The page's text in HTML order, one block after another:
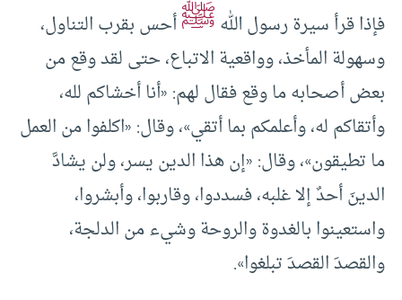
فإذا قرأ سيرة رسول اللهﷺأحس بقرب التناول،
وسهولة المأخذ، وواقعية الاتباع، حتى لقد وقع من
بعض أصحابه ما وقع فقال لهم: «أنا أخشاكم لله،
وأتقاكم له، وأعلمكم بما أتقي»، وقال: «اكلفوا من العمل
ما تطيقون»، وقال: «إن هذا الدين يسر، ولن يشادَّ
الدينَ أحدٌ إلا غلبه، فسددوا، وقاربوا، وأبشروا،
واستعينوا بالغدوة والروحة وشيء من الدلجة،
والقصدَ القصدَ تبلغوا».